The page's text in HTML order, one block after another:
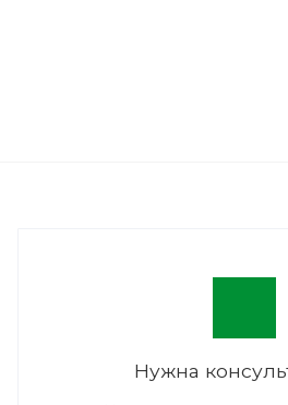
Нужна